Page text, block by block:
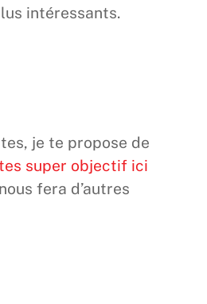
intéressants.
je te propose de
super objectif ici
fera d’autres